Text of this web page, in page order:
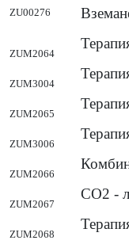
ZU00276
ZUM2064
ZUM3004
ZUM2065
ZUM3006
ZUM2066
ZUM2067
CO2 -
ZUM2068